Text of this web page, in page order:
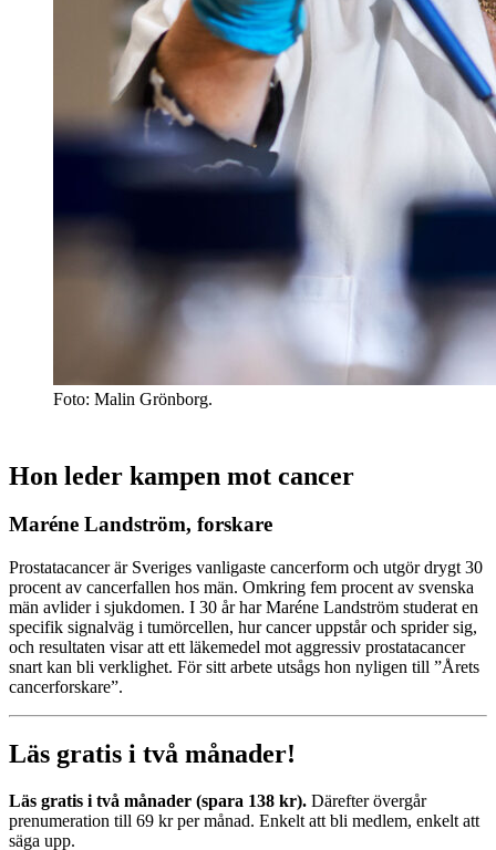
Foto: Malin Grönborg.
Hon leder kampen mot cancer
Maréne Landström, forskare
Prostatacancer är Sveriges vanligaste cancerform och utgör drygt 30
procent av cancerfallen hos män. Omkring fem procent av svenska
män avlider i sjukdomen. I 30 år har Maréne Landström studerat en
specifik signalväg i tumörcellen, hur cancer uppstår och sprider sig,
och resultaten visar att ett läkemedel mot aggressiv prostatacancer
snart kan bli verklighet. För sitt arbete utsågs hon nyligen till ”Årets
cancerforskare”.
Läs gratis i två månader!
Läs gratis i två månader (spara 138 kr). Därefter övergår
prenumeration till 69 kr per månad. Enkelt att bli medlem, enkelt att
säga upp.